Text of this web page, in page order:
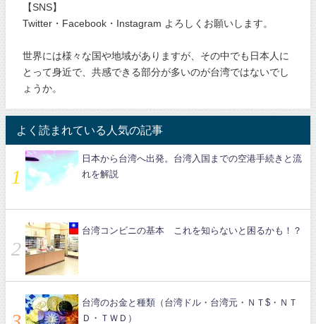
【SNS】
Twitter・Facebook・Instagram よろしくお願いします。
世界には様々な国や地域がありますが、その中でも日本人に
とって身近で、共感できる部分が多いのが台湾ではないでし
ょうか。
よく読まれている人気の記事
日本から台湾へ出発。台湾入国までの空港手続きと流
れを解説
台湾コンビニの基本 これを知らないと困るかも！？
台湾のお金と種類（台湾ドル・台湾元・ＮＴ$・ＮＴ
Ｄ・ＴＷＤ）